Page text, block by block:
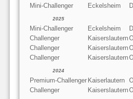
Mini-Challenger
Eckelsheim
2025
Mini-Challenger Eckelsheim
Challenger
Kaiserslautern
Challenger
Kaiserslautern
Challenger
Kaiserslautern
2024
Premium-Challenger Kaiserlautern
Challenger
Kaiserslautern